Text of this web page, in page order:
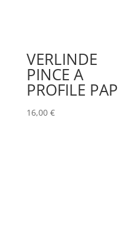
VERLINDE
PINCE A
PROFILE PAP
16,00 €